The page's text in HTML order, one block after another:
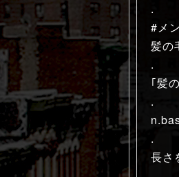
.
#メ
髪の
.
｢髪
.
.
長さ